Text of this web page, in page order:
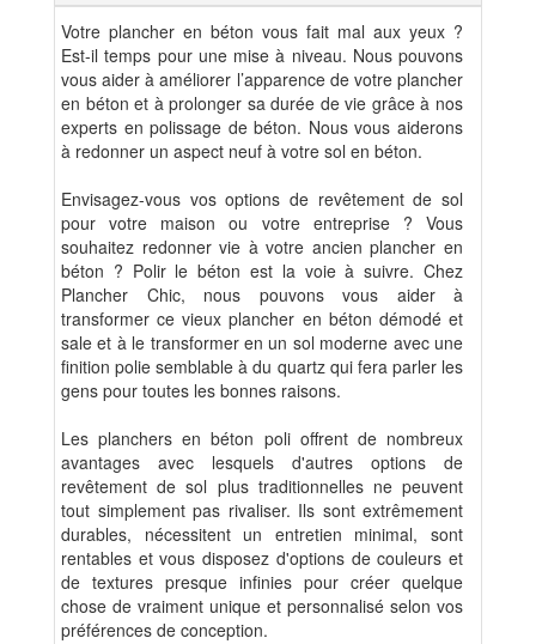
Votre plancher en béton vous fait mal aux yeux ?
Est-il temps pour une mise à niveau. Nous pouvons
vous aider à améliorer l’apparence de votre plancher
en béton et à prolonger sa durée de vie grâce à nos
experts en polissage de béton. Nous vous aiderons
à redonner un aspect neuf à votre sol en béton.
Envisagez-vous vos options de revêtement de sol
pour votre maison ou votre entreprise ? Vous
souhaitez redonner vie à votre ancien plancher en
béton ? Polir le béton est la voie à suivre. Chez
Plancher Chic, nous pouvons vous aider à
transformer ce vieux plancher en béton démodé et
sale et à le transformer en un sol moderne avec une
finition polie semblable à du quartz qui fera parler les
gens pour toutes les bonnes raisons.
Les planchers en béton poli offrent de nombreux
avantages avec lesquels d'autres options de
revêtement de sol plus traditionnelles ne peuvent
tout simplement pas rivaliser. Ils sont extrêmement
durables, nécessitent un entretien minimal, sont
rentables et vous disposez d'options de couleurs et
de textures presque infinies pour créer quelque
chose de vraiment unique et personnalisé selon vos
préférences de conception.